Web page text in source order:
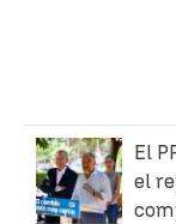
El
el